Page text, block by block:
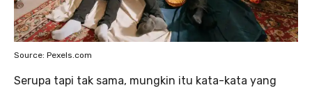
Source: Pexels.com
Serupa tapi tak sama, mungkin itu kata-kata yang